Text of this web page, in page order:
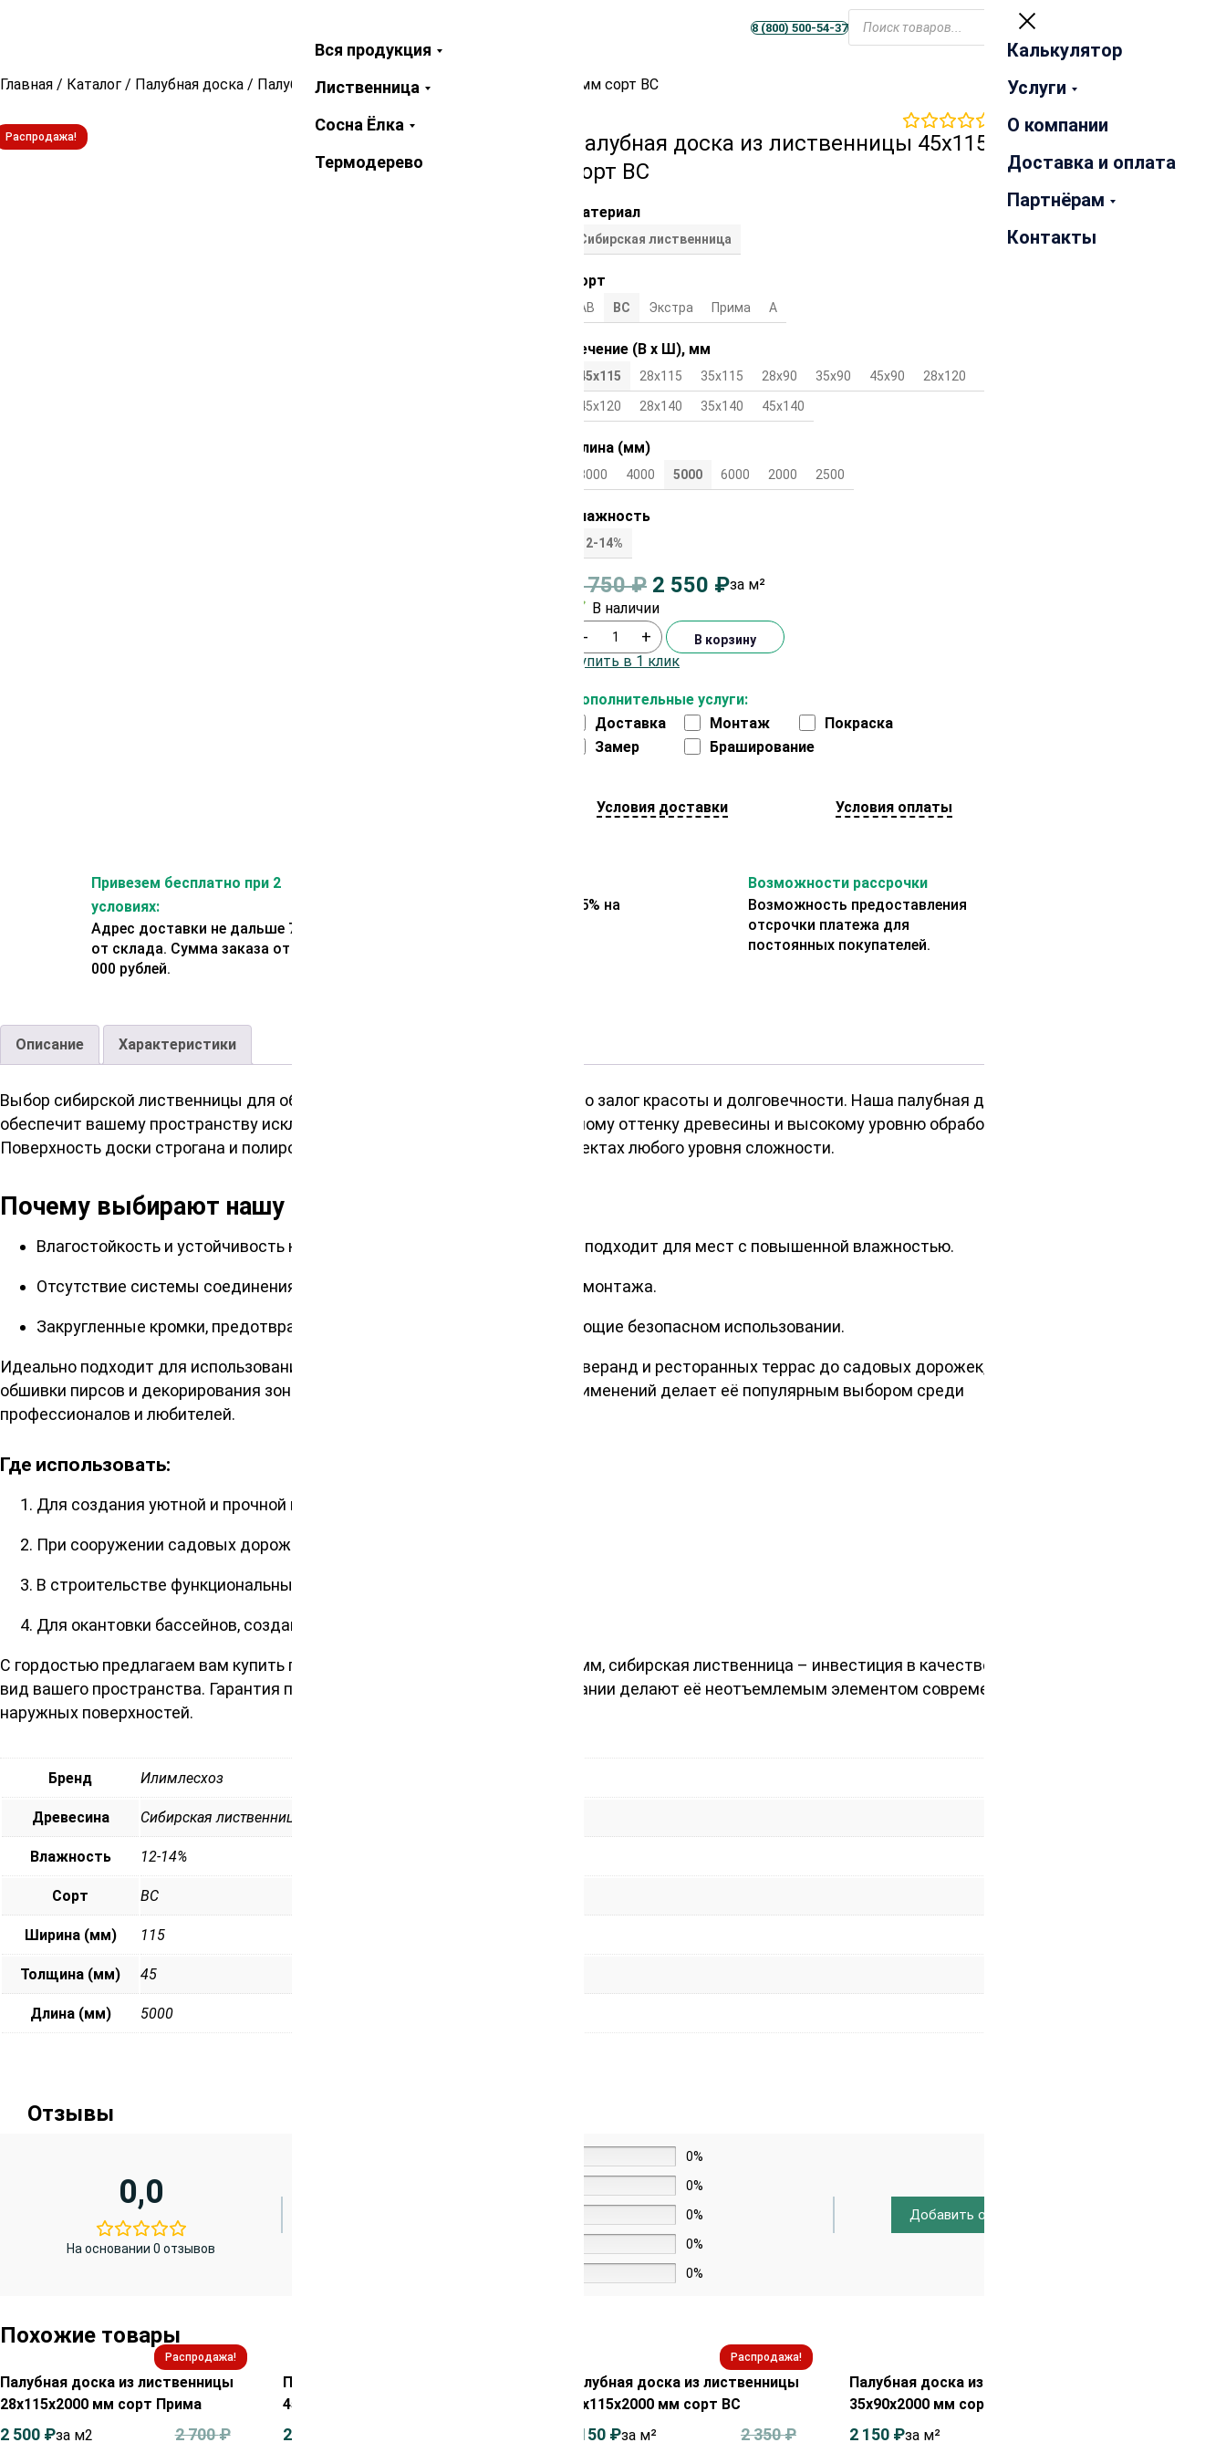
Телеграм
MAX8 (800) 500-54-37
Закрыть
Калькулятор
Услуги
О компании
Доставка и оплата
Партнёрам
Контакты
Закрыть
Вся продукция
Лиственница
Сосна Ёлка
Термодерево
Главная / Каталог / Палубная доска / Палубная доска из лиственницы 45х115х5000 мм сорт ВС
отзывов
Распродажа!
Палубная доска из лиственницы 45х115х5000 мм
сорт ВС
Материал
Сибирская лиственница
Сорт
АВ ВС Экстра Прима А
Сечение (В х Ш), мм
45х115 28х115 35х115 28х90 35х90 45х90 28х120
45х120 28х140 35х140 45х140
Длина (мм)
3000 4000 5000 6000 2000 2500
Влажность
12-14%
2 750₽ 2 550 ₽за м²
В наличии
Дополнительные услуги:
Доставка
Монтаж
Покраска
Замер
Браширование
- + В корзину
Купить в 1 клик
Условия доставки Условия оплаты
Привезем бесплатно при 2
условиях:
Адрес доставки не дальше 70 км
от склада. Сумма заказа от 200
000 рублей.
Представляем скидку 5% на
Возможности рассрочки
Возможность предоставления
отсрочки платежа для
постоянных покупателей.
Описание Характеристики
Выбор сибирской лиственницы для обустройства наружных покрытий – это залог красоты и долговечности. Наша палубная доска
обеспечит вашему пространству исключительность благодаря естественному оттенку древесины и высокому уровню обработки.
Поверхность доски строгана и полирована и готова к использованию в проектах любого уровня сложности.
Почему выбирают нашу палубную доску:
Влагостойкость и устойчивость к истиранию и осадкам, что идеально подходит для мест с повышенной влажностью.
Отсутствие системы соединения «шип-паз» для облегчения процесса монтажа.
Закругленные кромки, предотвращающие повреждения и способствующие безопасном использовании.
Идеально подходит для использования в разнообразных конструкциях: от веранд и ресторанных террас до садовых дорожек, мостов,
обшивки пирсов и декорирования зоны вокруг бассейнов. Разнообразие применений делает её популярным выбором среди
профессионалов и любителей.
Где использовать:
Для создания уютной и прочной веранды дома или ресторана.
При сооружении садовых дорожек и внешнем ландшафтном дизайне.
В строительстве функциональных и эстетичных мостов или пирсов.
Для окантовки бассейнов, создания неповторимого экстерьера.
С гордостью предлагаем вам купить палубную доску сорт ВС 45х115х5000мм, сибирская лиственница – инвестиция в качество и внешний
вид вашего пространства. Гарантия превосходства и легкость в обслуживании делают её неотъемлемым элементом современного декора
наружных поверхностей.
Бренд Илимлесхоз
Древесина Сибирская лиственница
Влажность 12-14%
Сорт ВС
Ширина (мм) 115
Толщина (мм) 45
Длина (мм) 5000
Отзывы
0,0
На основании 0 отзывов
0%
0%
0%
0%
0%
Добавить отзыв
Похожие товары
Распродажа!
Палубная доска из лиственницы
28х115х2000 мм сорт Прима
2 700₽
2 500 ₽за м2
Палубная доска из лиственницы
45х90х2000 мм сорт ВС
2 550
Распродажа!
Палубная доска из лиственницы
35х115х2000 мм сорт ВС
2 350₽
2 150 ₽за м²
Палубная доска из лиственницы
35х90х2000 мм сорт ВС
2 150 ₽за м²